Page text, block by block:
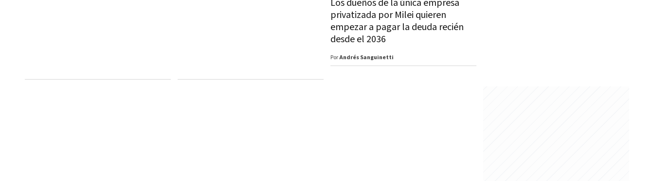
Los dueños de la única empresa
privatizada por Milei quieren
empezar a pagar la deuda recién
desde el 2036
PorAndrés Sanguinetti